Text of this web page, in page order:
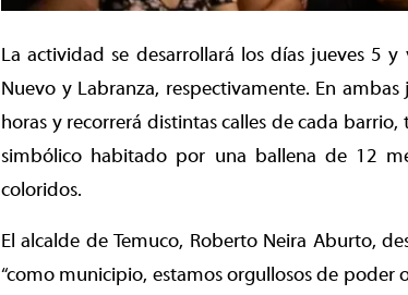
La actividad se desarrollará los días jueves 5
Nuevo y Labranza, respectivamente. En
horas y recorrerá distintas calles de cada
simbólico habitado por una ballena de 12
coloridos.
El alcalde de Temuco, Roberto Neira Aburto,
“como municipio, estamos orgullosos de poder